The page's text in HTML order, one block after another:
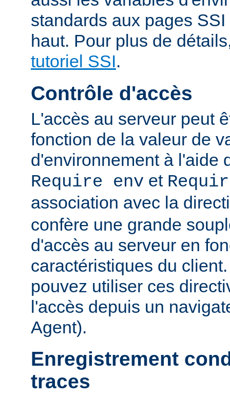
standards aux pages
haut. Pour plus de
tutoriel SSI.
Contrôle d'accès
L'accès au serveur peut
fonction de la valeur de
d'environnement à l'aide
Require env et
association avec la
confère une grande
d'accès au serveur en
caractéristiques du
pouvez utiliser ces
l'accès depuis un
Agent).
Enregistrement
traces